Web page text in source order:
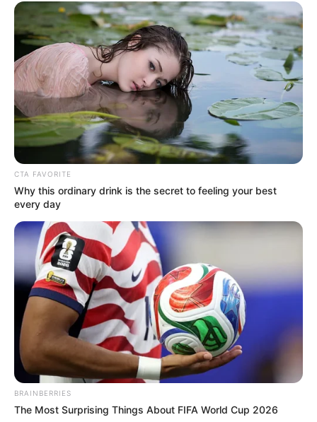
CTA FAVORITE
Why this ordinary drink is the secret to feeling your best
every day
BRAINBERRIES
The Most Surprising Things About FIFA World Cup 2026